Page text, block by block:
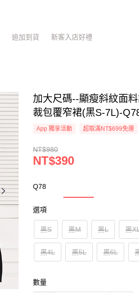
追加到貨 新客入店好禮
加大尺碼--顯瘦斜紋面
裁包覆窄裙(黑S-7L)-
App 獨享活動 超取滿NT$699免運
NT$980
NT$390
Q78
選項
黑S 黑M 黑L 黑
黑4L 黑5L 黑6L
數量